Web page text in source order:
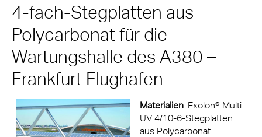
4-fach-Stegplatten aus
Polycarbonat für die
Wartungshalle des A380 –
Frankfurt Flughafen
Materialien: Exolon® Multi
UV 4/10-6-Stegplatten
aus Polycarbonat